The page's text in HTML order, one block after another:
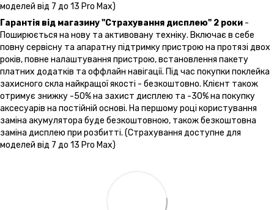
моделей від 7 до 13 Pro Max)
Гарантія від магазину "Страхування дисплею" 2 роки -
Поширюється на нову та активовану техніку. Включає в себе
повну сервісну та апаратну підтримку пристрою на протязі двох
років, повне налаштування пристрою, встановлення пакету
платних додатків та оффлайн навігації. Під час покупки поклейка
захисного скла найкращої якості - безкоштовно. Клієнт також
отримує знижку -50% на захист дисплею та -30% на покупку
аксесуарів на постійній основі. На першому році користування
заміна акумулятора буде безкоштовною, також безкоштовна
заміна дисплею при розбитті. (Страхування доступне для
моделей від 7 до 13 Pro Max)